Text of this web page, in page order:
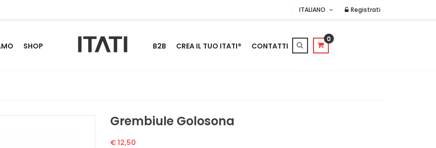
ITALIANO Registrati
SHOP B2B CREA IL TUO ITATI® CONTATTI
0
Grembiule Golosona
€ 12,50